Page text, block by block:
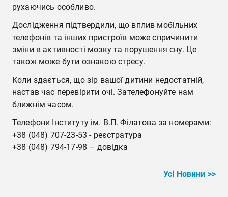
рухаючись особливо.
Дослідження підтвердили, що вплив мобільних
телефонів та інших пристроїв може спричинити
зміни в активності мозку та порушення сну. Це
також може бути ознакою стресу.
Коли здається, що зір вашої дитини недостатній,
настав час перевірити очі. Зателефонуйте нам
ближнім часом.
Телефони Інституту ім. В.П. Філатова за номерами:
+38 (048) 707-23-53 - реєстратура
+38 (048) 794-17-98 – довідка
Усі Новини >>